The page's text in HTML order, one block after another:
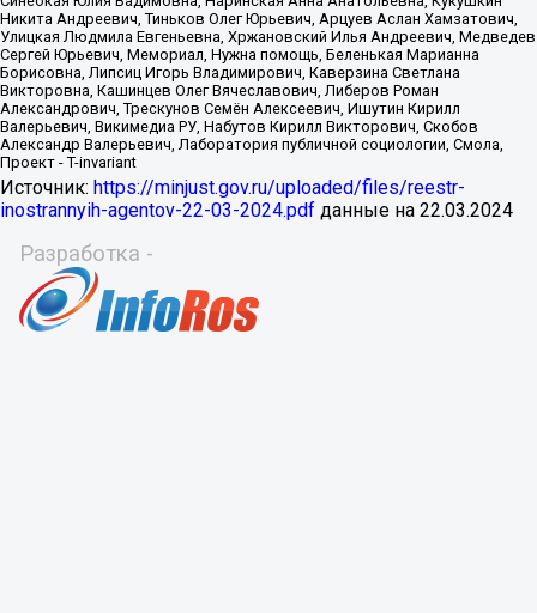
Источник: https://minjust.gov.ru/uploaded/files/reestr-
inostrannyih-agentov-22-03-2024.pdf данные на 22.03.2024
Разработка -